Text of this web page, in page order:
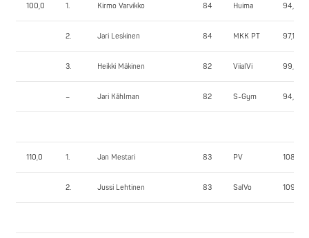
100,0 1. Kirmo Varvikko 84 Huima 94,25
2. Jari Leskinen 84 MKK PT 97,10
3. Heikki Mäkinen 82 ViialVi 99,80
– Jari Kåhlman 82 S-Gym 94,50
110,0 1. Jan Mestari 83 PV 108,70
2. Jussi Lehtinen 83 SalVo 109,60